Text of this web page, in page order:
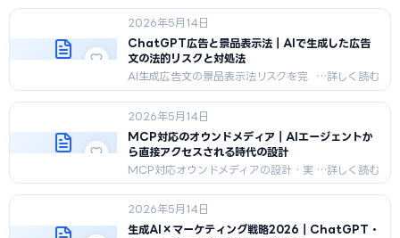
軸・ROI試算テンプレ・社内合意形
成・KPI設計・外部委託vs内製・リスク
5項目・30項目チェックリストまで。
2026年5月14日
ChatGPT広告と景品表示法｜AIで生成した広告
文の法的リスクと対処法
AI生成広告文の景品表示法リスクを完
全解説。優良誤認・有利誤認・不実証
広告、業種別注意点、社内チェック体
制、違反事例、消費者庁動向まで
2026年版で網羅。
2026年5月14日
MCP対応のオウンドメディア｜AIエージェントか
ら直接アクセスされる時代の設計
MCP対応オウンドメディアの設計・実
装を完全解説。AIエージェントの3アク
セス経路、技術スタック、コンテンツス
キーマ、llms.txt、KPI、3ヶ月構築ロ
ードマップまで。
2026年5月14日
生成AI×マーケティング戦略2026｜ChatGPT・